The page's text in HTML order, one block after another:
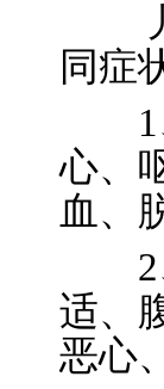
儿
同症
1、
心、
血、
2、
适、
恶心